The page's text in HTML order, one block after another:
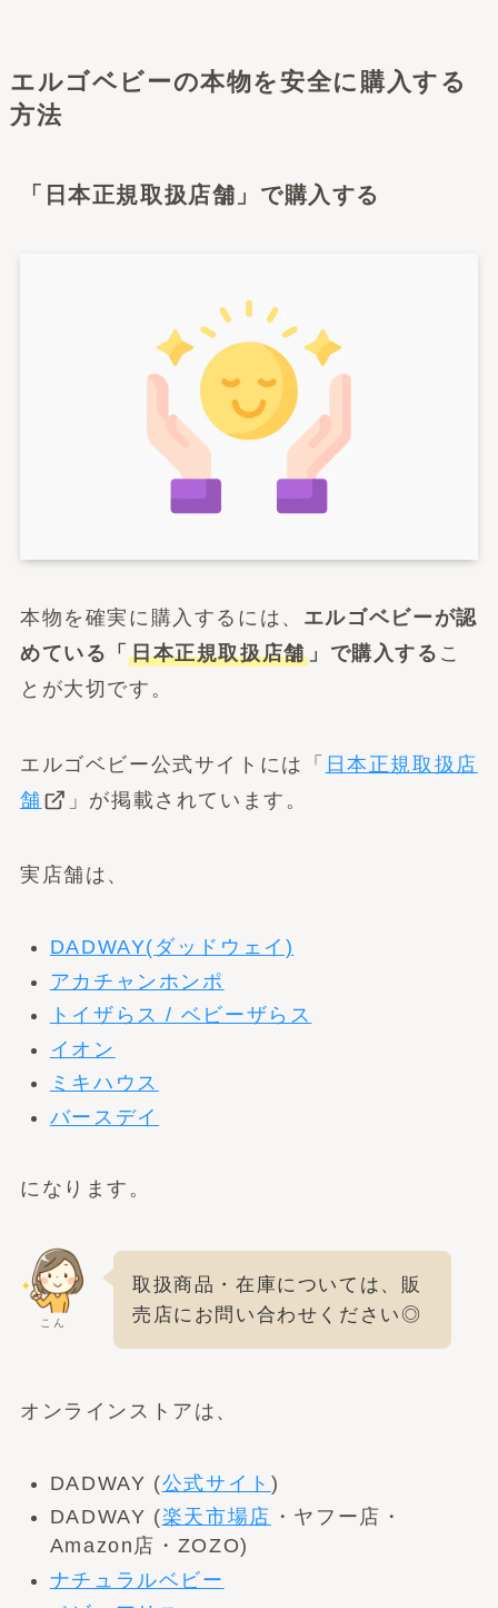
エルゴベビーの本物を安全に購入する
方法
「日本正規取扱店舗」で購入する
本物を確実に購入するには、 エルゴベビーが認
めている「 日本正規取扱店舗」で購入する こ
とが大切です。
エルゴベビー公式サイトには「 日本正規取扱店
舗
」が掲載されています。
実店舗は、
DADWAY(ダッドウェイ)
アカチャンホンポ
トイザらス / ベビーザらス
イオン
ミキハウス
バースデイ
になります。
こん
取扱商品・在庫については、販
売店にお問い合わせください◎
オンラインストアは、
DADWAY (公式サイト )
DADWAY (楽天市場店 ・ヤフー店・
Amazon店・ZOZO)
ナチュラルベビー